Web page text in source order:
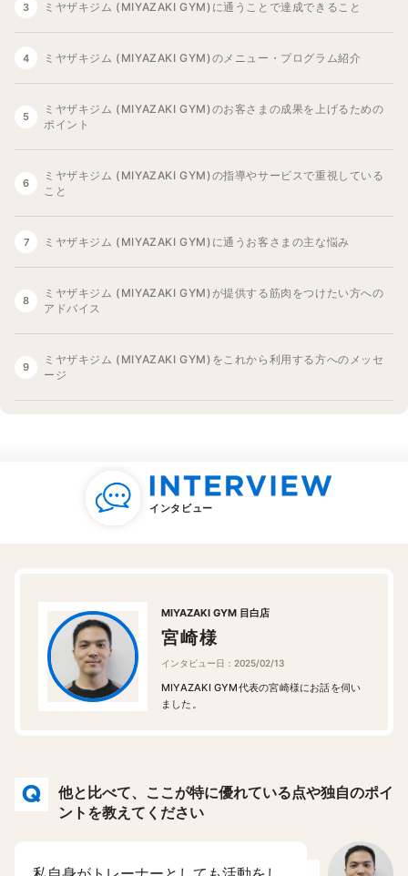
ミヤザキジム (MIYAZAKI GYM)に通うことで達成できること
ミヤザキジム (MIYAZAKI GYM)のメニュー・プログラム紹介
ミヤザキジム (MIYAZAKI GYM)のお客さまの成果を上げるための
ポイント
ミヤザキジム (MIYAZAKI GYM)の指導やサービスで重視している
こと
ミヤザキジム (MIYAZAKI GYM)に通うお客さまの主な悩み
ミヤザキジム (MIYAZAKI GYM)が提供する筋肉をつけたい方への
アドバイス
ミヤザキジム (MIYAZAKI GYM)をこれから利用する方へのメッセ
ージ
インタビュー
MIYAZAKI GYM 目白店
宮崎様
インタビュー日：2025/02/13
MIYAZAKI GYM代表の宮崎様にお話を伺い
ました。
他と比べて、ここが特に優れている点や独自のポイ
ントを教えてください